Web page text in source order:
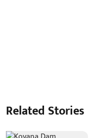
Related Stories